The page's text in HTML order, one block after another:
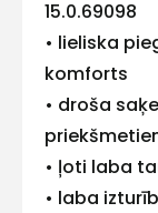
15.0.69098
• lieliska
komforts
• droša
• ļoti laba
• laba